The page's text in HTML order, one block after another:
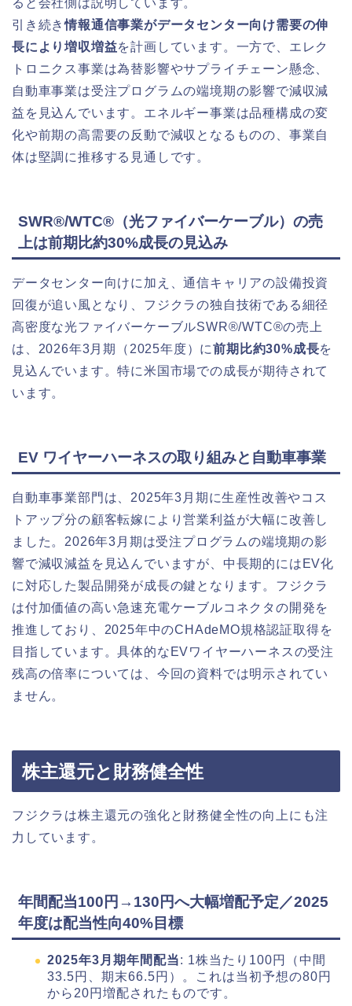
引き続き情報通信事業がデータセンター向け需要の伸
長により増収増益を計画しています。一方で、エレク
トロニクス事業は為替影響やサプライチェーン懸念、
自動車事業は受注プログラムの端境期の影響で減収減
益を見込んでいます。エネルギー事業は品種構成の変
化や前期の高需要の反動で減収となるものの、事業自
体は堅調に推移する見通しです。
SWR®/WTC®（光ファイバーケーブル）の売
上は前期比約30%成長の見込み
データセンター向けに加え、通信キャリアの設備投資
回復が追い風となり、フジクラの独自技術である細径
高密度な光ファイバーケーブルSWR®/WTC®の売上
は、2026年3月期（2025年度）に前期比約30%成長を
見込んでいます。特に米国市場での成長が期待されて
います。
EV ワイヤーハーネスの取り組みと自動車事業
自動車事業部門は、2025年3月期に生産性改善やコス
トアップ分の顧客転嫁により営業利益が大幅に改善し
ました。2026年3月期は受注プログラムの端境期の影
響で減収減益を見込んでいますが、中長期的にはEV化
に対応した製品開発が成長の鍵となります。フジクラ
は付加価値の高い急速充電ケーブルコネクタの開発を
推進しており、2025年中のCHAdeMO規格認証取得を
目指しています。具体的なEVワイヤーハーネスの受注
残高の倍率については、今回の資料では明示されてい
ません。
株主還元と財務健全性
フジクラは株主還元の強化と財務健全性の向上にも注
力しています。
年間配当100円→130円へ大幅増配予定／2025
年度は配当性向40%目標
2025年3月期年間配当: 1株当たり100円（中間
33.5円、期末66.5円）。これは当初予想の80円
から20円増配されたものです。